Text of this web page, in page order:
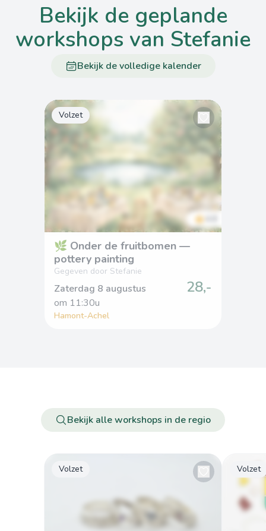
bekijk de geplande
workshops van Stefanie
Bekijk de volledige kalender
Volzet
🌿 Onder de fruitbomen —
pottery painting
Gegeven door Stefanie
Zaterdag 8 augustus
om 11:30u
28,-
Hamont-Achel
Bekijk alle workshops in de regio
Volzet Volzet